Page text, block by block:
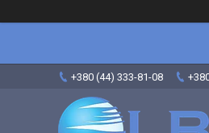
+380 (44) 333-81-08